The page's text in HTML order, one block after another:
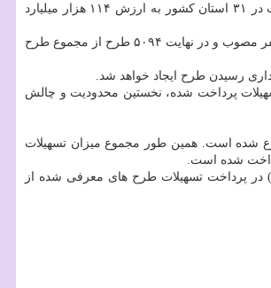
اما برمبنای آمار ستاندن شده از سامانه كارا (سامانه ثبت تسهیلات اشتغال) تا آخر سال ۹۷ تعداد ۱۲ هزار طرح در چارچوب اجرای برنامه اشتغال فراگیر برای پرداخت تسهیلات در ۳۱ استان كشور به ارزش ۱۱۴ هزار میلیارد
از تعداد ۱۲ هزار طرح تأیید شده متقاضیان و ارسال به بانكهای عامل برای پرداخت تسهیلات، ۵۳۲۶ طرح به ارزش ۲۶ هزار میلیارد ریال با برآورد ایجاد اشتغال بیشتر از ۴۱ هزار نفر مصوب و در نهایت ۵۰۹۴ طرح از مجموع طرح
پرداخت شده، نخستین محدودیت و چالش
تسهیلات ۵ هزار و ۹۴ طرح اشتغالزا بین متقاضیان و بانكهای عامل منعقد شده كه پرداخت تسهیلات به ۴ هزار و ۸۸۴ طرح شروع شده است. همین طور مجموع میزان تسهیلات
در پرداخت تسهیلات طرح های معرفی شده از